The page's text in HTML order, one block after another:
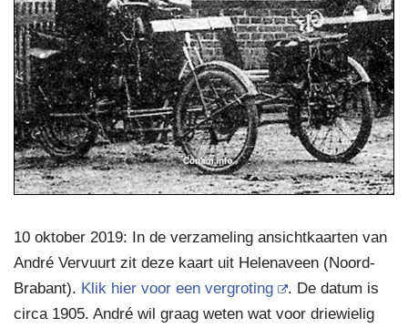
10 oktober 2019: In de verzameling ansichtkaarten van
André Vervuurt zit deze kaart uit Helenaveen (Noord-
Brabant). Klik hier voor een vergroting
. De datum is
circa 1905. André wil graag weten wat voor driewielig